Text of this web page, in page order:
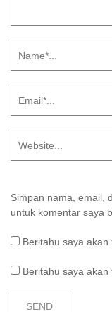
Simpan nama, email,
untuk komentar saya
Beritahu saya
Beritahu saya